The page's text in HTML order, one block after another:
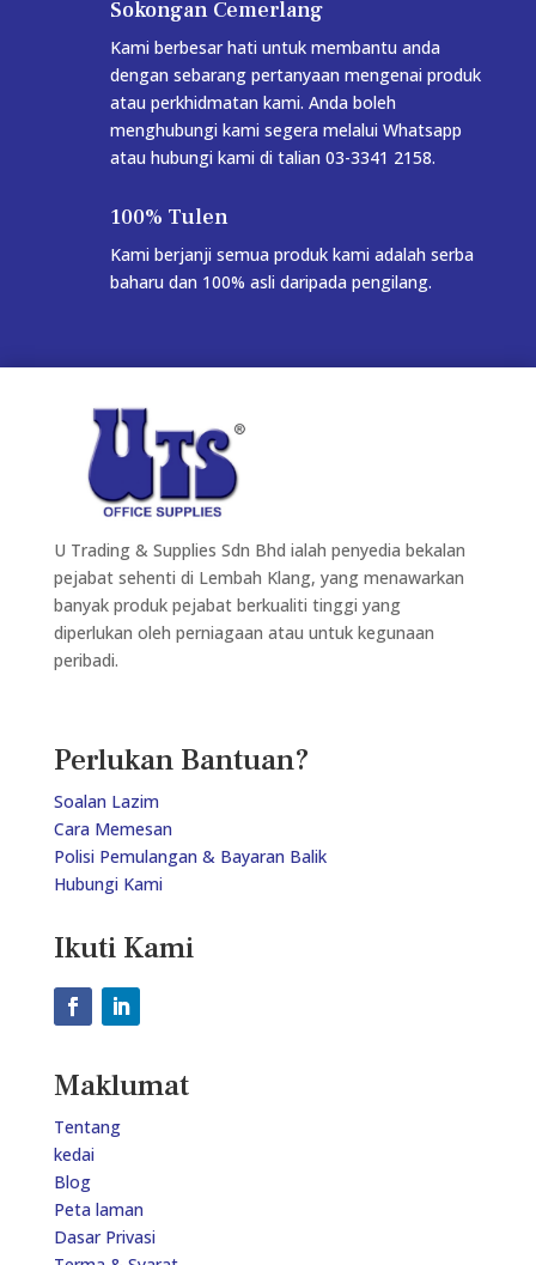
Sokongan Cemerlang
Kami berbesar hati untuk membantu anda
dengan sebarang pertanyaan mengenai produk
atau perkhidmatan kami. Anda boleh
menghubungi kami segera melalui Whatsapp
atau hubungi kami di talian 03-3341 2158.
100% Tulen
Kami berjanji semua produk kami adalah serba
baharu dan 100% asli daripada pengilang.
U Trading & Supplies Sdn Bhd ialah penyedia bekalan
pejabat sehenti di Lembah Klang, yang menawarkan
banyak produk pejabat berkualiti tinggi yang
diperlukan oleh perniagaan atau untuk kegunaan
peribadi.
Perlukan Bantuan?
Soalan Lazim
Cara Memesan
Polisi Pemulangan & Bayaran Balik
Hubungi Kami
Ikuti Kami
Maklumat
Tentang
kedai
Blog
Peta laman
Dasar Privasi